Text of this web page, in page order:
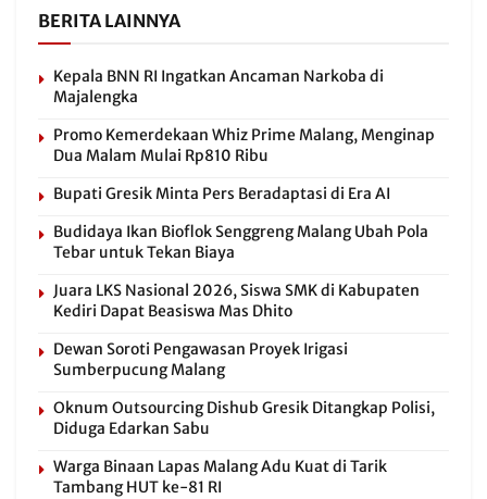
BERITA LAINNYA
Kepala BNN RI Ingatkan Ancaman Narkoba di
Majalengka
Promo Kemerdekaan Whiz Prime Malang, Menginap
Dua Malam Mulai Rp810 Ribu
Bupati Gresik Minta Pers Beradaptasi di Era AI
Budidaya Ikan Bioflok Senggreng Malang Ubah Pola
Tebar untuk Tekan Biaya
Juara LKS Nasional 2026, Siswa SMK di Kabupaten
Kediri Dapat Beasiswa Mas Dhito
Dewan Soroti Pengawasan Proyek Irigasi
Sumberpucung Malang
Oknum Outsourcing Dishub Gresik Ditangkap Polisi,
Diduga Edarkan Sabu
Warga Binaan Lapas Malang Adu Kuat di Tarik
Tambang HUT ke-81 RI